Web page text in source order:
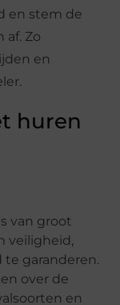
en stem de
af. Zo
en
huren
van groot
veiligheid,
garanderen.
over de
en